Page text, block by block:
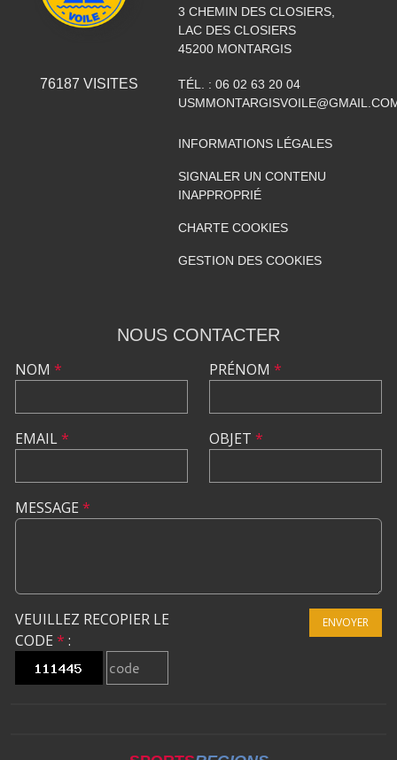
76187 VISITES
3 CHEMIN DES CLOSIERS,
LAC DES CLOSIERS
45200 MONTARGIS
TÉL. : 06 02 63 20 04
INFORMATIONS LÉGALES
SIGNALER UN CONTENU
INAPPROPRIÉ
CHARTE COOKIES
GESTION DES COOKIES
NOUS CONTACTER
NOM *
EMAIL*
PRÉNOM *
OBJET *
MESSAGE *
VEUILLEZ RECOPIER LE
CODE * :
ENVOYER